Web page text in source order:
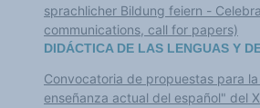
sprachlicher Bildung feiern - Celebrating Multilingualism in Language Education (Appel à
communications, call for papers)
DIDÁCTICA DE LAS LENGUAS Y
Convocatoria de propuestas para
enseñanza actual del español" del